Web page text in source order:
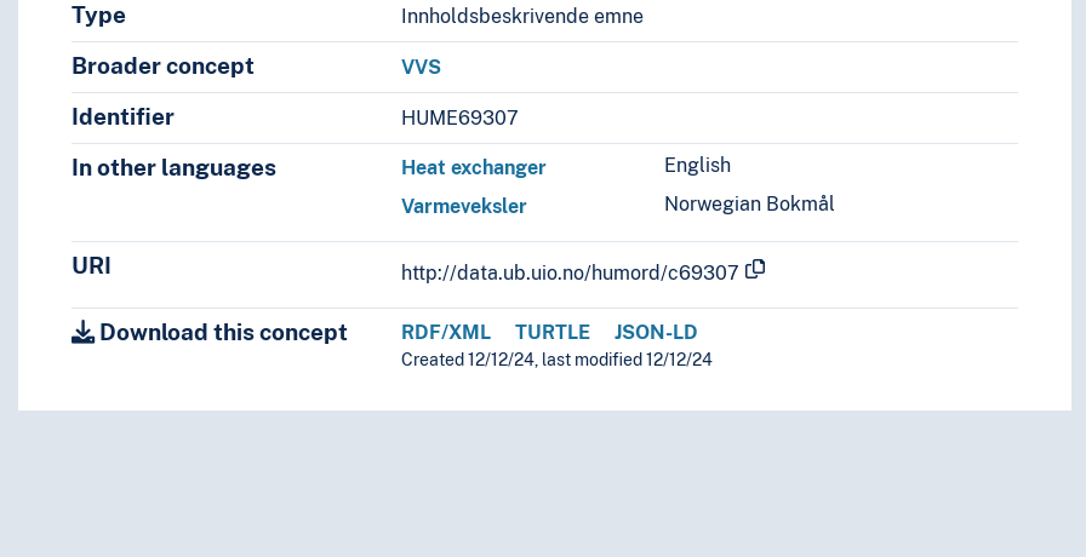
Type Innholdsbeskrivende emne
Broader concept VVS
Identifier HUME69307
In other languages English
Heat exchanger
Norwegian Bokmål
Varmeveksler
URI http://data.ub.uio.no/humord/c69307
Download this concept RDF/XML TURTLE JSON-LD
Created 12/12/24, last modified 12/12/24